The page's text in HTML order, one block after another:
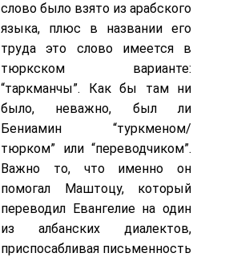
слово было взято из арабского
языка, плюс в названии его
труда это слово имеется в
тюркском варианте:
“таркманчы”. Как бы там ни
было, неважно, был ли
Бениамин “туркменом/
тюрком” или “переводчиком”.
Важно то, что именно он
помогал Маштоцу, который
переводил Евангелие на один
из албанских диалектов,
приспосабливая письменность